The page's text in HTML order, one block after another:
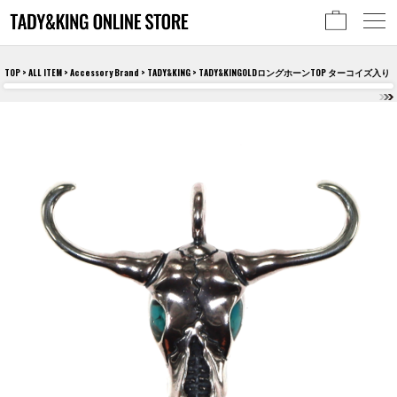
TOP > ALL ITEM > Accessory Brand > TADY&KING > TADY&KINGOLDロングホーンTOP ターコイズ入り